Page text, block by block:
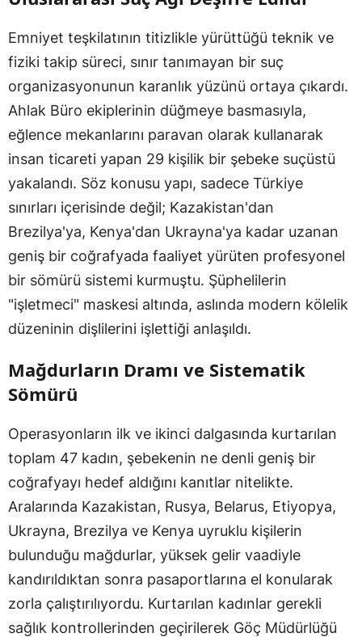
Emniyet teşkilatının titizlikle yürüttüğü teknik ve
fiziki takip süreci, sınır tanımayan bir suç
organizasyonunun karanlık yüzünü ortaya çıkardı.
Ahlak Büro ekiplerinin düğmeye basmasıyla,
eğlence mekanlarını paravan olarak kullanarak
insan ticareti yapan 29 kişilik bir şebeke suçüstü
yakalandı. Söz konusu yapı, sadece Türkiye
sınırları içerisinde değil; Kazakistan'dan
Brezilya'ya, Kenya'dan Ukrayna'ya kadar uzanan
geniş bir coğrafyada faaliyet yürüten profesyonel
bir sömürü sistemi kurmuştu. Şüphelilerin
"işletmeci" maskesi altında, aslında modern kölelik
düzeninin dişlilerini işlettiği anlaşıldı.
Mağdurların Dramı ve Sistematik
Sömürü
Operasyonların ilk ve ikinci dalgasında kurtarılan
toplam 47 kadın, şebekenin ne denli geniş bir
coğrafyayı hedef aldığını kanıtlar nitelikte.
Aralarında Kazakistan, Rusya, Belarus, Etiyopya,
Ukrayna, Brezilya ve Kenya uyruklu kişilerin
bulunduğu mağdurlar, yüksek gelir vaadiyle
kandırıldıktan sonra pasaportlarına el konularak
zorla çalıştırılıyordu. Kurtarılan kadınlar gerekli
sağlık kontrollerinden geçirilerek Göç Müdürlüğü